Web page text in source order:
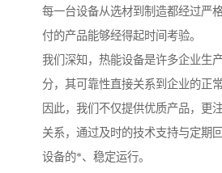
每一台设备从选材到制造都经过严
付的产品能够经得起时间考验。
我们深知，热能设备是许多企业生
分，其可靠性直接关系到企业的正常
因此，我们不仅提供优质产品，更
关系，通过及时的技术支持与定期
设备的*、稳定运行。